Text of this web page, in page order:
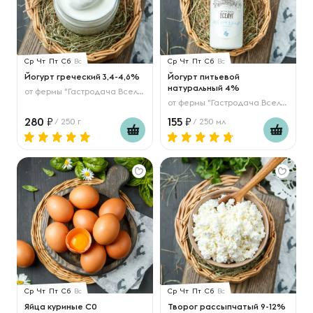
Ср Чт Пт Сб Вс
Йогурт греческий 3,4-4,6%
от фермы "Гастродача Вселуг"
280 / 250 г
Ср Чт Пт Сб Вс
Йогурт питьевой
натуральный 4%
от фермы "Гастродача Вселуг"
155 / 250 мл
Ср Чт Пт Сб Вс
Яйца куриные С0
Ср Чт Пт Сб Вс
Творог рассыпчатый 9-12%